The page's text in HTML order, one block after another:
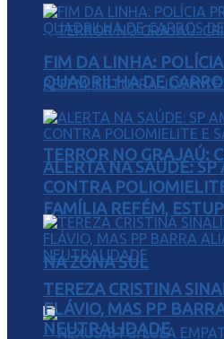
TERROR NO GRAJAÚ:
FAMÍLIA REFÉM,
NA ZONA SUL
FIM DA LINHA:
QUADRILHA DE
ALERTA NA SAÚDE:
CONTRA
TEREZA CRISTINA
FLÁVIO, MAS PP
NEUTRALIDADE